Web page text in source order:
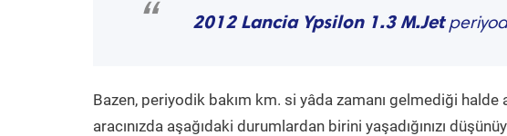
“ 2012 Lancia Ypsilon 1.3 M.Jet
Bazen, periyodik bakım km. si yâda zamanı gelmediği halde
aracınızda aşağıdaki durumlardan birini yaşadığınızı